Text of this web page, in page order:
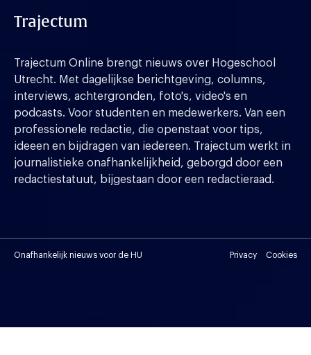
Trajectum
Trajectum Online brengt nieuws over Hogeschool
Utrecht. Met dagelijkse berichtgeving, columns,
interviews, achtergronden, foto's, video's en
podcasts. Voor studenten en medewerkers. Van een
professionele redactie, die openstaat voor tips,
ideeen en bijdragen van iedereen. Trajectum werkt in
journalistieke onafhankelijkheid, geborgd door een
redactiestatuut, bijgestaan door een redactieraad.
Onafhankelijk nieuws voor de HU Privacy Cookies